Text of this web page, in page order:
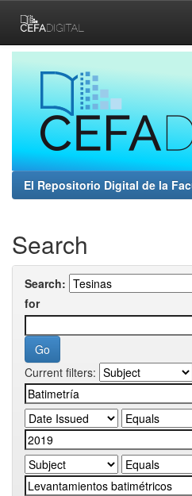
navigation
El Repositorio Digital de la
Search
Search:
for
Current filters: